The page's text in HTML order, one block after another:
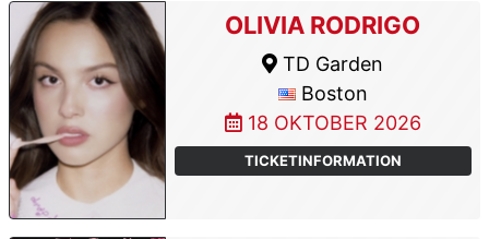
OLIVIA RODRIGO
TD Garden
Boston
18 OKTOBER 2026
TICKETINFORMATION